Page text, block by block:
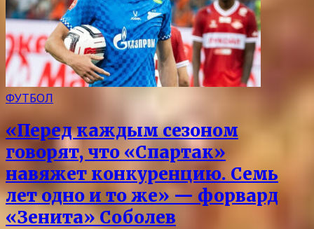
ФУТБОЛ
«Перед каждым сезоном
говорят, что «Спартак»
навяжет конкуренцию. Семь
лет одно и то же» — форвард
«Зенита» Соболев